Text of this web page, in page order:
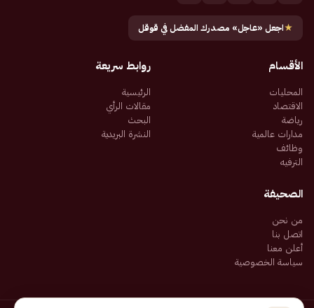
★اجعل «عاجل» مصدرك المفضل في قوقل
الأقسام
المحليات
الاقتصاد
رياضة
مدارات عالمية
وظائف
الترفيه
روابط سريعة
الرئيسية
مقالات الرأي
البحث
النشرة البريدية
الصحيفة
من نحن
اتصل بنا
أعلن معنا
سياسة الخصوصية